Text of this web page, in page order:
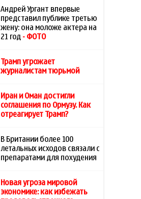
Андрей Ургант впервые
представил публике третью
жену: она моложе актера на
21 год - ФОТО
Трамп угрожает
журналистам тюрьмой
Иран и Оман достигли
соглашения по Ормузу. Как
отреагирует Трамп?
В Британии более 100
летальных исходов связали с
препаратами для похудения
Новая угроза мировой
экономике: как избежать